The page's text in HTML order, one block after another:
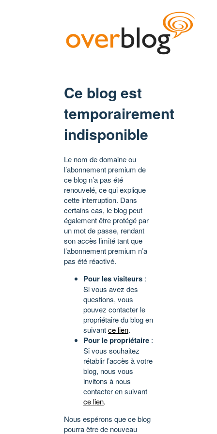
Ce blog est
temporairement
indisponible
Le nom de domaine ou
l’abonnement premium de
ce blog n’a pas été
renouvelé, ce qui explique
cette interruption. Dans
certains cas, le blog peut
également être protégé par
un mot de passe, rendant
son accès limité tant que
l’abonnement premium n’a
pas été réactivé.
Pour les visiteurs :
Si vous avez des
questions, vous
pouvez contacter le
propriétaire du blog en
suivantce lien.
Pour le propriétaire :
Si vous souhaitez
rétablir l’accès à votre
blog, nous vous
invitons à nous
contacter en suivant
ce lien.
Nous espérons que ce blog
pourra être de nouveau